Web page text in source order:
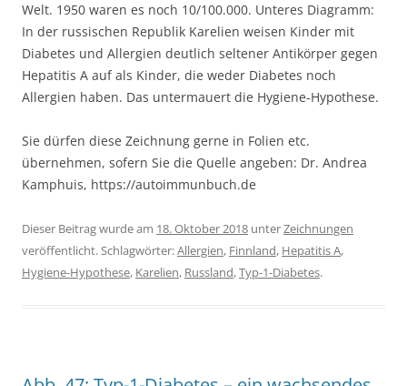
Welt. 1950 waren es noch 10/100.000. Unteres Diagramm:
In der russischen Republik Karelien weisen Kinder mit
Diabetes und Allergien deutlich seltener Antikörper gegen
Hepatitis A auf als Kinder, die weder Diabetes noch
Allergien haben. Das untermauert die Hygiene-Hypothese.
Sie dürfen diese Zeichnung gerne in Folien etc.
übernehmen, sofern Sie die Quelle angeben: Dr. Andrea
Kamphuis, https://autoimmunbuch.de
Dieser Beitrag wurde am 18. Oktober 2018 unterZeichnungen
veröffentlicht. Schlagwörter:Allergien, Finnland, Hepatitis A,
Hygiene-Hypothese, Karelien, Russland,Typ-1-Diabetes.